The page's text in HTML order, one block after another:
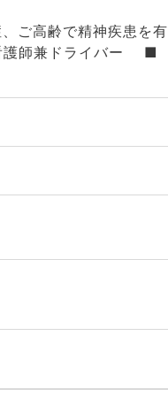
ご高齢で精神疾患を有
師兼ドライバー ■